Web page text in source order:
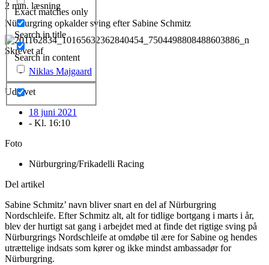
Exact matches only
Search in title
Search in content
2 min. læsning
Nürburgring opkalder sving efter Sabine Schmitz
Skrevet af
Niklas Majgaard
Udgivet
18 juni 2021
- Kl. 16:10
Foto
Nürburgring/Frikadelli Racing
Del artikel
Sabine Schmitz’ navn bliver snart en del af Nürburgring
Nordschleife. Efter Schmitz alt, alt for tidlige bortgang i marts i år,
blev der hurtigt sat gang i arbejdet med at finde det rigtige sving på
Nürburgrings Nordschleife at omdøbe til ære for Sabine og hendes
utrættelige indsats som kører og ikke mindst ambassadør for
Nürburgring.